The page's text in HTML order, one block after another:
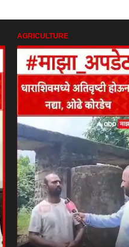
AGRICULTURE